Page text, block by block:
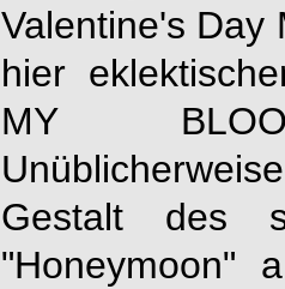
Valentine's
hier
MY
Gestalt des
"Honeymoon"